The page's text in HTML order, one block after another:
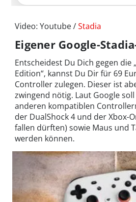
Video: Youtube /Stadia
Eigener Google-
Entscheidest Du Dich gegen die
Edition“, kannst Du Dir für 69
Controller zulegen. Dieser ist
zwingend nötig. Laut Google
anderen kompatiblen
der DualShock 4 und der Xbox-
fallen dürften) sowie Maus und
werden können.